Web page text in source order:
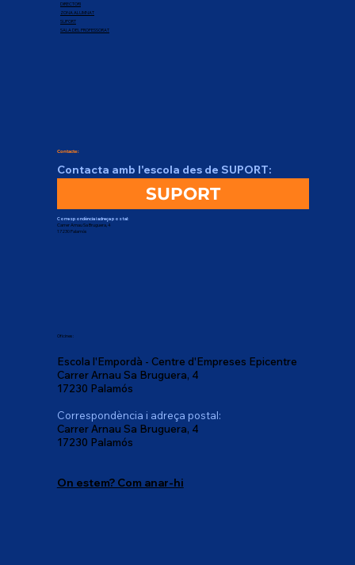
DIRECTORI
ZONA ALUMNAT
SUPORT
SALA DEL PROFESSORAT
Contacte:
Contacta amb l'escola des de SUPORT:
SUPORT
Correspondència i adreça postal:
Carrer Arnau Sa Bruguera, 4
17230 Palamós
Oficines:
Escola l'Empordà - Centre d'Empreses Epicentre
Carrer Arnau Sa Bruguera, 4
17230 Palamós
Correspondència i adreça postal:
Carrer Arnau Sa Bruguera, 4
17230 Palamós
On estem? Com anar-hi